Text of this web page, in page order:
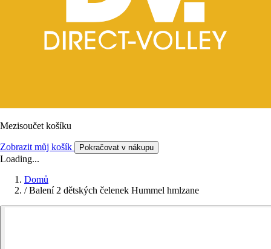
Mezisoučet košíku
Zobrazit můj košík Pokračovat v nákupu
Loading...
Domů
/ Balení 2 dětských čelenek Hummel hmlzane